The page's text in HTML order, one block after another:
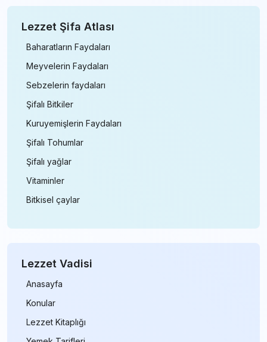
Lezzet Şifa Atlası
Baharatların Faydaları
Meyvelerin Faydaları
Sebzelerin faydaları
Şifalı Bitkiler
Kuruyemişlerin Faydaları
Şifalı Tohumlar
Şifalı yağlar
Vitaminler
Bitkisel çaylar
Lezzet Vadisi
Anasayfa
Konular
Lezzet Kitaplığı